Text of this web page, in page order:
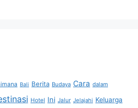
Bali Berita Budaya Cara dalam
Hotel Ini Jalur Jelajahi Keluarga